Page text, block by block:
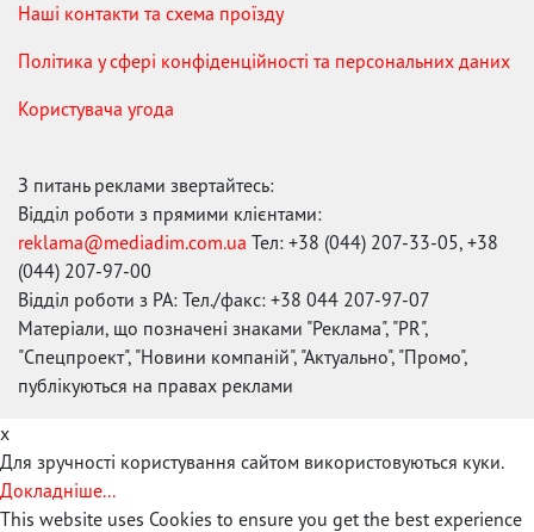
Наші контакти та схема проїзду
Політика у сфері конфіденційності та персональних даних
Користувача угода
З питань реклами звертайтесь:
Відділ роботи з прямими клієнтами:
reklama@mediadim.com.ua Тел: +38 (044) 207-33-05, +38
(044) 207-97-00
Відділ роботи з РА: Тел./факс: +38 044 207-97-07
Матеріали, що позначені знаками "Реклама", "PR",
"Спецпроект", "Новини компаній", "Актуально", "Промо",
публікуються на правах реклами
x
Для зручності користування сайтом використовуються куки.
Докладніше...
This website uses Cookies to ensure you get the best experience